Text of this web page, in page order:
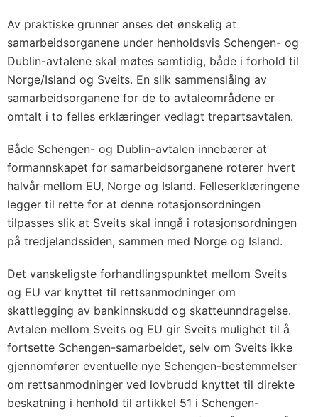
Av praktiske grunner anses det ønskelig at
samarbeidsorganene under henholdsvis Schengen- og
Dublin-avtalene skal møtes samtidig, både i forhold til
Norge/Island og Sveits. En slik sammenslåing av
samarbeidsorganene for de to avtaleområdene er
omtalt i to felles erklæringer vedlagt trepartsavtalen.
Både Schengen- og Dublin-avtalen innebærer at
formannskapet for samarbeidsorganene roterer hvert
halvår mellom EU, Norge og Island. Felleserklæringene
legger til rette for at denne rotasjonsordningen
tilpasses slik at Sveits skal inngå i rotasjonsordningen
på tredjelandssiden, sammen med Norge og Island.
Det vanskeligste forhandlingspunktet mellom Sveits
og EU var knyttet til rettsanmodninger om
skattlegging av bankinnskudd og skatteunndragelse.
Avtalen mellom Sveits og EU gir Sveits mulighet til å
fortsette Schengen-samarbeidet, selv om Sveits ikke
gjennomfører eventuelle nye Schengen-bestemmelser
om rettsanmodninger ved lovbrudd knyttet til direkte
beskatning i henhold til artikkel 51 i Schengen-